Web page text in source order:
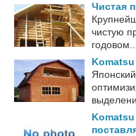
Чистая
чистую
годовом...